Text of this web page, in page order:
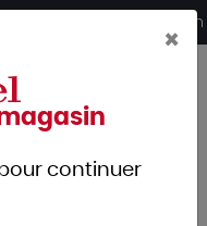
et retrait 2h en magasin
×
continuer